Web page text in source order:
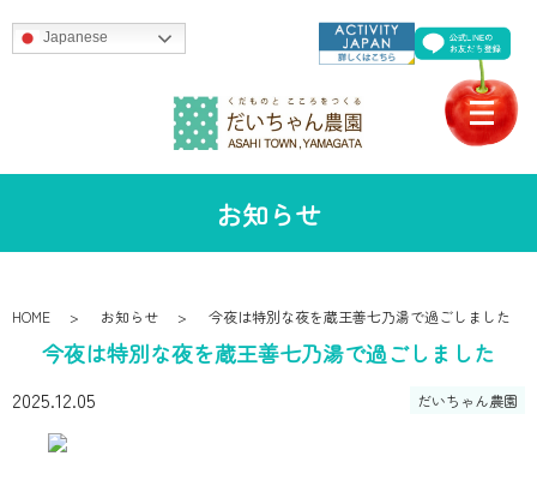
Japanese
お知らせ
HOME お知らせ 今夜は特別な夜を蔵王善七乃湯で過ごしました
今夜は特別な夜を蔵王善七乃湯で過ごしました
2025.12.05 だいちゃん農園